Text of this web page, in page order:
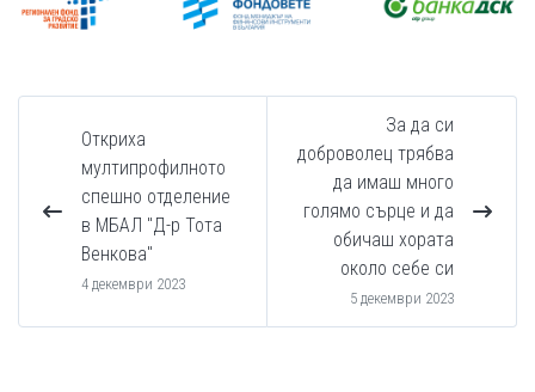
Откриха
мултипрофилното
спешно отделение
в МБАЛ "Д-р Тота
Венкова"
4 декември 2023
За да си
доброволец трябва
да имаш много
голямо сърце и да
обичаш хората
около себе си
5 декември 2023